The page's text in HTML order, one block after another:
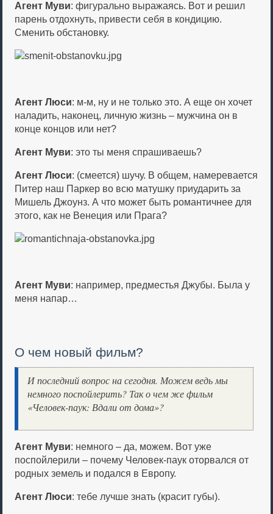
Агент Муви: фигурально выражаясь. Вот и решил
парень отдохнуть, привести себя в кондицию.
Сменить обстановку.
Агент Люси: м-м, ну и не только это. А еще он хочет
наладить, наконец, личную жизнь – мужчина он в
конце концов или нет?
Агент Муви: это ты меня спрашиваешь?
Агент Люси: (смеется) шучу. В общем, намеревается
Питер наш Паркер во всю матушку приударить за
Мишель Джоунз. А что может быть романтичнее для
этого, как не Венеция или Прага?
Агент Муви: например, предместья Джубы. Была у
меня напар…
О чем новый фильм?
И последний вопрос на сегодня. Можем ведь мы
немного поспойлерить? Так о чем же фильм
«Человек-паук: Вдали от дома»?
Агент Муви: немного – да, можем. Вот уже
поспойлерили – почему Человек-паук оторвался от
родных земель и подался в Европу.
Агент Люси: тебе лучше знать (красит губы).